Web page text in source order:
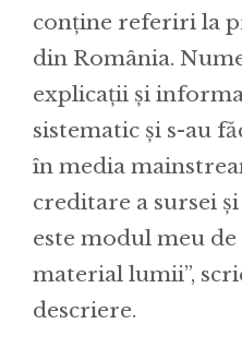
conține referiri la
din România.
explicații și
sistematic și s-au
în media
creditare a sursei
este modul meu
material lumii”,
descriere.